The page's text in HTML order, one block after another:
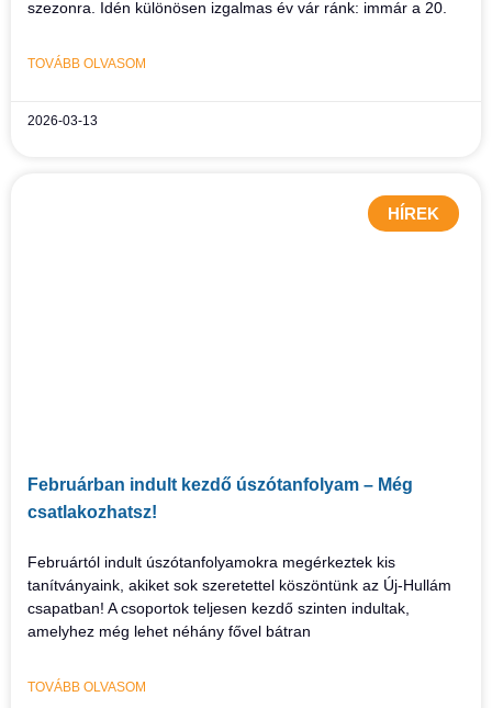
szezonra. Idén különösen izgalmas év vár ránk: immár a 20.
TOVÁBB OLVASOM
2026-03-13
HÍREK
Februárban indult kezdő úszótanfolyam – Még
csatlakozhatsz!
Februártól indult úszótanfolyamokra megérkeztek kis
tanítványaink, akiket sok szeretettel köszöntünk az Új-Hullám
csapatban! A csoportok teljesen kezdő szinten indultak,
amelyhez még lehet néhány fővel bátran
TOVÁBB OLVASOM